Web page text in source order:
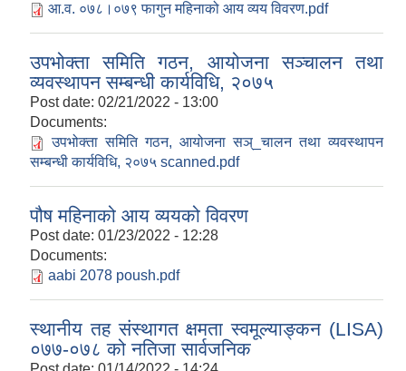
आ.व. ०७८।०७९ फागुन महिनाको आय व्यय विवरण.pdf
उपभोक्ता समिति गठन, आयोजना सञ्चालन तथा
व्यवस्थापन सम्बन्धी कार्यविधि, २०७५
Post date: 02/21/2022 - 13:00
Documents:
उपभोक्ता समिति गठन, आयोजना सञ्_चालन तथा व्यवस्थापन
सम्बन्धी कार्यविधि, २०७५ scanned.pdf
पौष महिनाको आय व्ययको विवरण
Post date: 01/23/2022 - 12:28
Documents:
aabi 2078 poush.pdf
स्थानीय तह संस्थागत क्षमता स्वमूल्याङ्कन (LISA)
०७७-०७८ को नतिजा सार्वजनिक